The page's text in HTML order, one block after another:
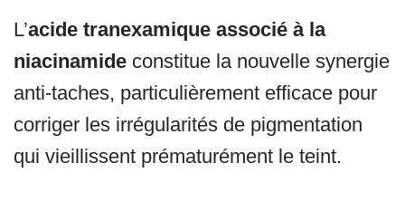
L’acide tranexamique associé à la
niacinamide constitue la nouvelle synergie
anti-taches, particulièrement efficace pour
corriger les irrégularités de pigmentation
qui vieillissent prématurément le teint.